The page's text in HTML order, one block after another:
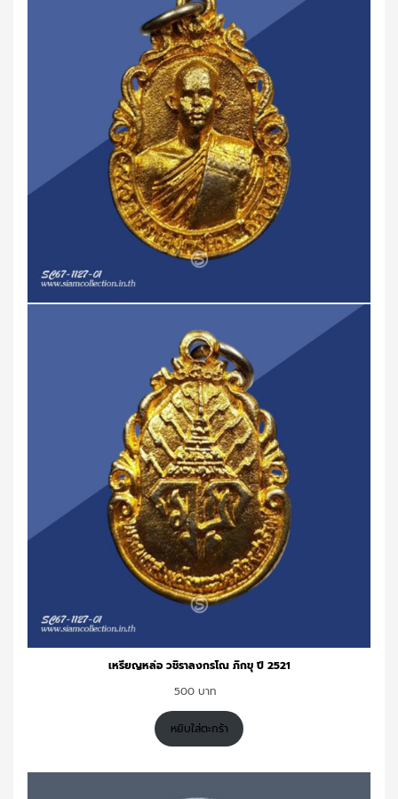
เหรียญหล่อ วชิราลงกรโณ ภิกขุ ปี 2521
500
หยิบใส่ตะกร้า